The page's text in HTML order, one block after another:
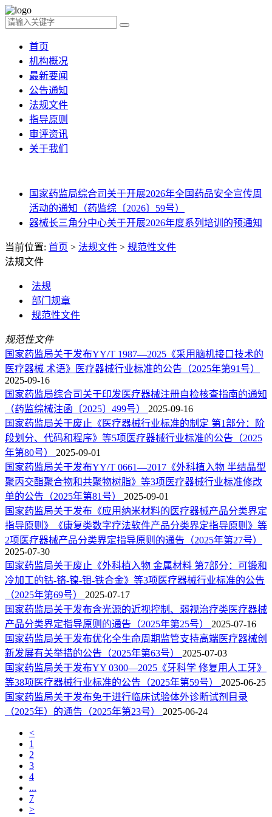
首页
机构概况
最新要闻
公告通知
法规文件
指导原则
审评资讯
关于我们
国家药监局综合司关于开展2026年全国药品安全宣传周
活动的通知（药监综〔2026〕59号）
器械长三角分中心关于开展2026年度系列培训的预通知
当前位置: 首页 > 法规文件 > 规范性文件
法规文件
法规
部门规章
规范性文件
规范性文件
国家药监局关于发布YY/T 1987—2025《采用脑机接口技术的
医疗器械 术语》医疗器械行业标准的公告（2025年第91号）
2025-09-16
国家药监局综合司关于印发医疗器械注册自检核查指南的通知
（药监综械注函〔2025〕499号） 2025-09-16
国家药监局关于废止《医疗器械行业标准的制定 第1部分：阶
段划分、代码和程序》等5项医疗器械行业标准的公告（2025
年第80号） 2025-09-01
国家药监局关于发布YY/T 0661—2017《外科植入物 半结晶型
聚丙交酯聚合物和共聚物树脂》等3项医疗器械行业标准修改
单的公告（2025年第81号） 2025-09-01
国家药监局关于发布《应用纳米材料的医疗器械产品分类界定
指导原则》《康复类数字疗法软件产品分类界定指导原则》等
2项医疗器械产品分类界定指导原则的通告（2025年第27号）
2025-07-30
国家药监局关于废止《外科植入物 金属材料 第7部分：可锻和
冷加工的钴-铬-镍-钼-铁合金》等3项医疗器械行业标准的公告
（2025年第69号） 2025-07-17
国家药监局关于发布含光源的近视控制、弱视治疗类医疗器械
产品分类界定指导原则的通告（2025年第25号） 2025-07-16
国家药监局关于发布优化全生命周期监管支持高端医疗器械创
新发展有关举措的公告（2025年第63号） 2025-07-03
国家药监局关于发布YY 0300—2025《牙科学 修复用人工牙》
等38项医疗器械行业标准的公告（2025年第59号） 2025-06-25
国家药监局关于发布免于进行临床试验体外诊断试剂目录
（2025年）的通告（2025年第23号） 2025-06-24
<
1
2
3
4
...
7
>